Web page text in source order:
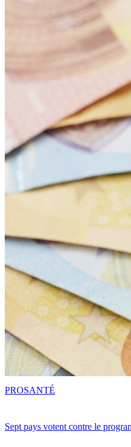
Sept pays votent contre le
PROSANTÉ